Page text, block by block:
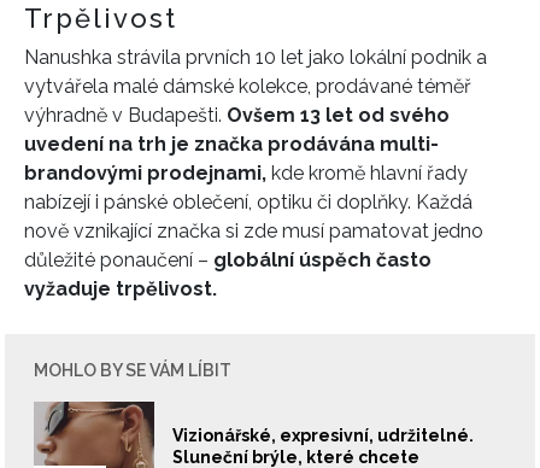
Trpělivost
Nanushka strávila prvních 10 let jako lokální podnik a
vytvářela malé dámské kolekce, prodávané téměř
výhradně v Budapešti. Ovšem 13 let od svého
uvedení na trh je značka prodávána multi-
brandovými prodejnami, kde kromě hlavní řady
nabízejí i pánské oblečení, optiku či doplňky. Každá
nově vznikající značka si zde musí pamatovat jedno
důležité ponaučení – globální úspěch často
vyžaduje trpělivost.
MOHLO BY SE VÁM LÍBIT
Vizionářské, expresivní, udržitelné.
Sluneční brýle, které chcete